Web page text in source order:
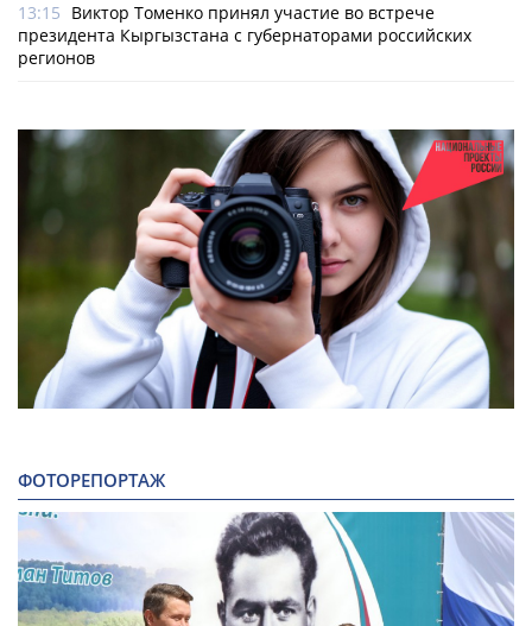
13:15 Виктор Томенко принял участие во встрече
президента Кыргызстана с губернаторами российских
регионов
ФОТОРЕПОРТАЖ